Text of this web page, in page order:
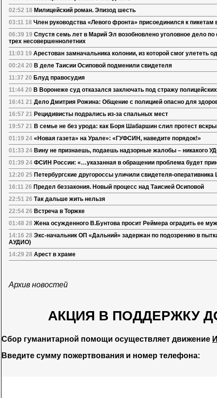
02:52 18 Милицейский роман. Эпизод шесть
03:11 18 Член руководства «Левого фронта» присоединился к пикетам
06:39 19 Спустя семь лет в Марий Эл возобновлено уголовное дело
трех несовершеннолетних
11:03 19 Арестован замначальника колонии, из которой смог улететь
00:24 20 В деле Таисии Осиповой подменили свидетеля
11:37 20 Блуд правосудия
11:44 20 В Воронеже суд отказался заключать под стражу
16:41 21 Дело Дмитрия Рожина: Общение с полицией опасно для
16:57 21 Рецидивисты подрались из-за спальных мест
19:57 21 В семье не без урода: как Боря Шабаршин слил протест
01:19 24 «Новая газета» на Урале»: «ГУФСИН, наведите порядок!»
01:33 24 Вину не признаешь, подаешь надзорные жалобы – никакого
01:39 24 ФСИН России: «…указанная в обращении проблема будет
12:20 25 Петербургские другороссы уличили свидетеля-
16:11 26 Предел беззакония. Новый процесс над Таисией Осиповой
22:51 26 Так дальше жить нельзя
22:54 26 Встреча в Торжке
01:48 28 Жена осужденного В.Бунтова просит Реймера оградить ее
14:16 28 Экс-начальник ОП «Дальний» задержан по подозрению в
АУДИО)
14:29 28 Арест в храме
Архив новостей
АКЦИЯ В ПОДДЕРЖКУ
Сбор гуманитарной помощи осуществляет движение
Введите сумму пожертвования и номер телефона: